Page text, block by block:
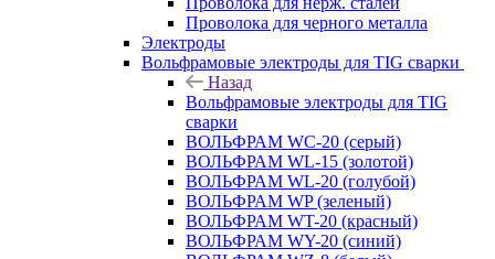
Проволока для черного металла
Электроды
Вольфрамовые электроды для TIG сварки
Назад
Вольфрамовые электроды для TIG
сварки
ВОЛЬФРАМ WC-20 (серый)
ВОЛЬФРАМ WL-15 (золотой)
ВОЛЬФРАМ WL-20 (голубой)
ВОЛЬФРАМ WP (зеленый)
ВОЛЬФРАМ WT-20 (красный)
ВОЛЬФРАМ WY-20 (синий)